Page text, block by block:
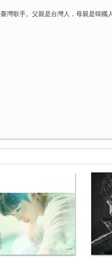
臺灣歌手。父親是台灣人，母親是韓國